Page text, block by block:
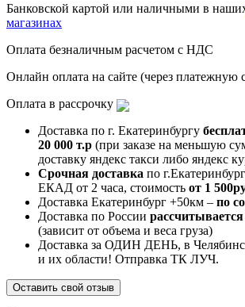
Банковской картой или наличными в
магазинах
Оплата безналичным расчетом с НДС
Онлайн оплата на сайте (через
Оплата в рассрочку
Доставка по г. Екатеринбургу
20 000 т.р (при заказе на меньшую
доставку яндекс такси либо яндекс
Срочная доставка по
ЕКАД от 2 часа, стоимость от 1
Доставка Екатеринбург +50км – по
Доставка по России
(зависит от объема и веса груза)
Доставка за ОДИН ДЕНЬ, в
и их области! Отправка ТК ЛУЧ.
Оставить свой отзыв